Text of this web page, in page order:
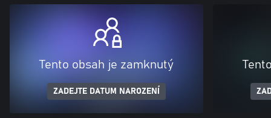
Tento obsah je zamknutý
ZADEJTE DATUM NAROZENÍ